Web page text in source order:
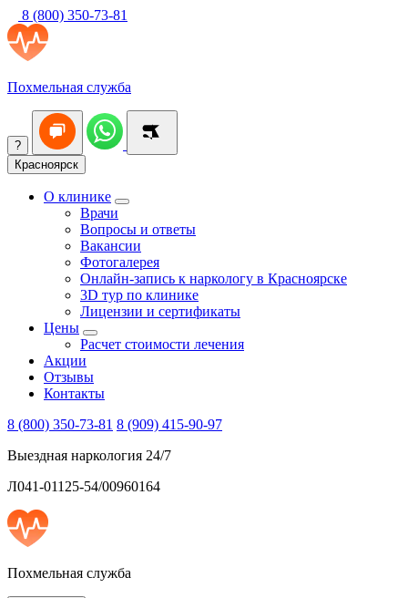
8 (800) 350-73-81
Похмельная служба
?
Красноярск
О клинике
Врачи
Вопросы и ответы
Вакансии
Фотогалерея
Онлайн-запись к наркологу в Красноярске
3D тур по клинике
Лицензии и сертификаты
Цены
Расчет стоимости лечения
Акции
Отзывы
Контакты
8 (800) 350-73-81 8 (909) 415-90-97
Выездная наркология 24/7
Л041-01125-54/00960164
Похмельная служба